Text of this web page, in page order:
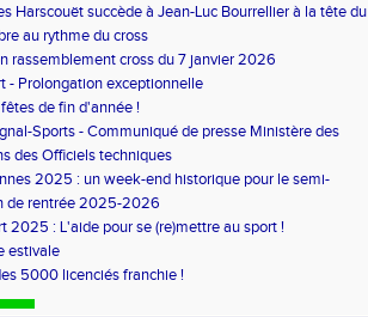
Harscouët succède à Jean-Luc Bourrellier à la tête du
Morbihan
au rythme du cross
rassemblement cross du 7 janvier 2026
- Prolongation exceptionnelle
de fin d'année !
Sports - Communiqué de presse Ministère des
des Officiels techniques
2025 : un week-end historique pour le semi-
breton
de rentrée 2025-2026
2025 : L'aide pour se (re)mettre au sport !
estivale
5000 licenciés franchie !